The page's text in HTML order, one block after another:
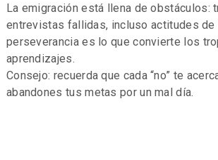
La emigración está llena de obstáculos:
entrevistas fallidas, incluso actitudes de
perseverancia es lo que convierte los
aprendizajes.
Consejo: recuerda que cada “no” te
abandones tus metas por un mal día.